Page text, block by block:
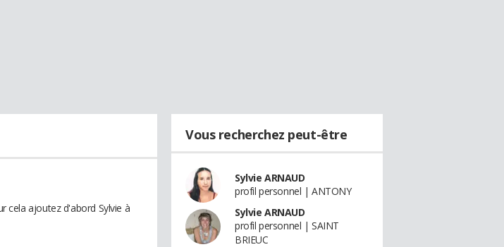
cela ajoutez d'abord Sylvie à
Vous recherchez peut-être
Sylvie ARNAUD
profil personnel | ANTONY
Sylvie ARNAUD
profil personnel | SAINT
BRIEUC